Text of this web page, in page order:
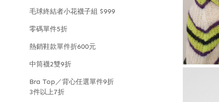
毛球終結者小花襪子組 $999
零碼單件5折
熱銷鞋款單件折600元
中筒襪2雙9折
Bra Top／背心任選單件9折
3件以上7折